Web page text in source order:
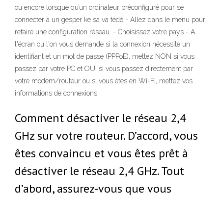
ou encore lorsque qu’un ordinateur préconfiguré pour se
connecter à un gesper ke sa va tédé - Allez dans le menu pour
refaire une configuration réseau. - Choisissez votre pays - A
l'écran où l'on vous demande si la connexion nécessite un
identifiant et un mot de passe (PPPoE), mettez NON si vous
passez par votre PC et OUI si vous passez directement par
votre modem/routeur ou si vous êtes en Wi-Fi, mettez vos
informations de connexions.
Comment désactiver le réseau 2,4
GHz sur votre routeur. D’accord, vous
êtes convaincu et vous êtes prêt à
désactiver le réseau 2,4 GHz. Tout
d’abord, assurez-vous que vous